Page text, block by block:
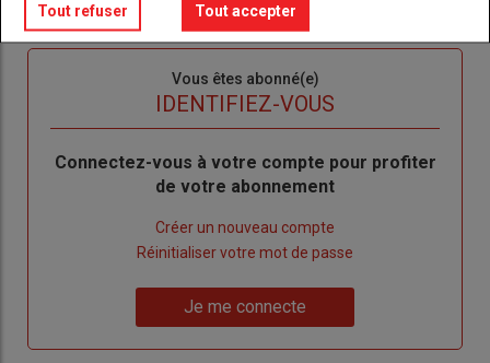
Vous êtes abonné(e)
IDENTIFIEZ-VOUS
Body
Connectez-vous à votre compte pour profiter
de votre abonnement
Créer un nouveau compte
de
Réinitialiser votre mot de passe
me
Je me connecte
Tout refuser Tout accepter